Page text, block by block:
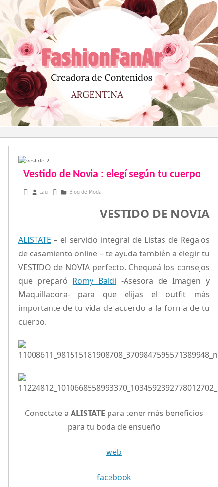
al
contenido
Vestido de Novia : elegí según tu cuerpo
enero 21, 2016
Lau Blog de Moda
VESTIDO DE NOVIA
ALISTATE – el servicio integral de Listas de Regalos
de casamiento online – te ayuda también a elegir tu
VESTIDO de NOVIA perfecto. Chequeá los consejos
que preparó Romy Baldi -Asesora de Imagen y
Maquilladora- para que elijas el outfit más
importante de tu vida de acuerdo a la forma de tu
cuerpo.
Conectate a ALISTATE para tener más beneficios
para tu boda de ensueño
web
facebook